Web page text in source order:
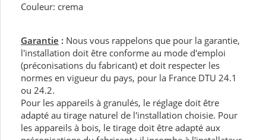
Couleur: crema
Garantie : Nous vous rappelons que pour la garantie,
l'installation doit être conforme au mode d'emploi
(préconisations du fabricant) et doit respecter les
normes en vigueur du pays, pour la France DTU 24.1
ou 24.2.
Pour les appareils à granulés, le réglage doit être
adapté au tirage naturel de l'installation choisie. Pour
les appareils à bois, le tirage doit être adapté aux